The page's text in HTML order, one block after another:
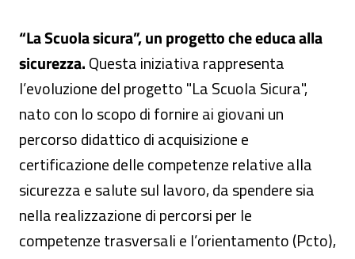
“La Scuola sicura”, un progetto che educa alla
sicurezza.Questa iniziativa rappresenta
l’evoluzione del progetto "La Scuola Sicura",
nato con lo scopo di fornire ai giovani un
percorso didattico di acquisizione e
certificazione delle competenze relative alla
sicurezza e salute sul lavoro, da spendere sia
nella realizzazione di percorsi per le
competenze trasversali e l’orientamento (Pcto),